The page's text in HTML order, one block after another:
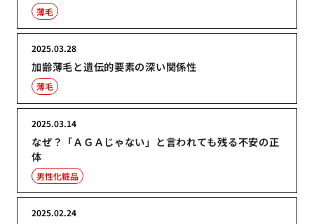
薄毛
加齢薄毛と遺伝的要素の深い関係性
2025.03.28
薄毛
なぜ？「ＡＧＡじゃない」と言われても残る不安の正
体
2025.03.14
男性化粧品
2025.02.24